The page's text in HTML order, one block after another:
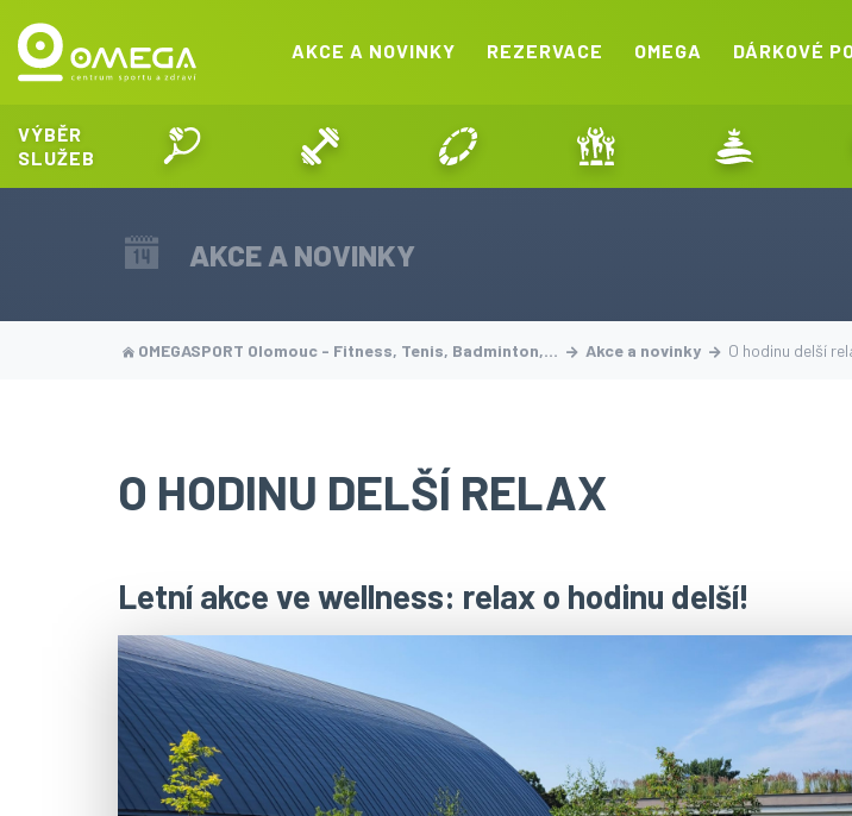
AKCE A NOVINKY REZERVACE OMEGA DÁRKOVÉ
VÝBĚR
SLUŽEB
AKCE A NOVINKY
OMEGASPORT Olomouc - Fitness, Tenis, Badminton,… Akce a novinky O hodinu delší
O HODINU DELŠÍ RELAX
Letní akce ve wellness: relax o hodinu delší!